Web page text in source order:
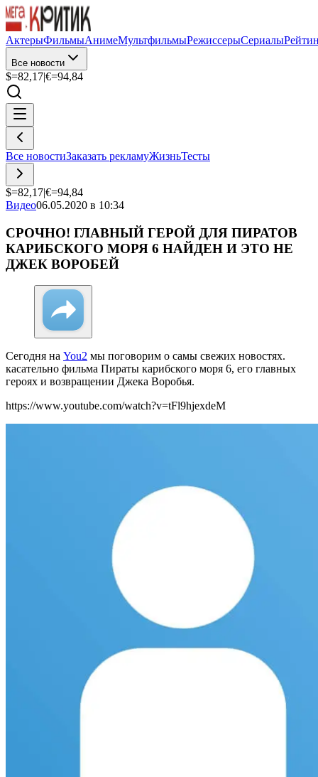
АктерыФильмыАнимеМультфильмыРежиссерыСериалы
Все новости
$=82,17|€=94,84
Все новостиЗаказать рекламуЖизньТесты
$=82,17|€=94,84
Видео06.05.2020 в 10:34
СРОЧНО! ГЛАВНЫЙ ГЕРОЙ ДЛЯ ПИРАТОВ
КАРИБСКОГО МОРЯ 6 НАЙДЕН И ЭТО НЕ
ДЖЕК ВОРОБЕЙ
Сегодня на You2 мы поговорим о самы свежих новостях.
касательно фильма Пираты карибского моря 6, его главных
героях и возвращении Джека Воробья.
https://www.youtube.com/watch?v=tFl9hjexdeM